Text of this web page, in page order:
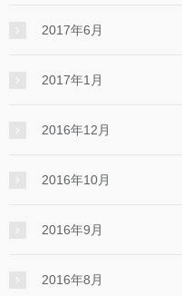
2017年6月
2017年1月
2016年12月
2016年10月
2016年9月
2016年8月